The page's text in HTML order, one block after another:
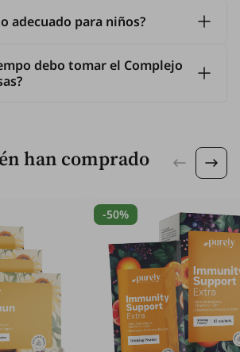
adecuado para niños?
debo tomar el Complejo
han comprado
-50%